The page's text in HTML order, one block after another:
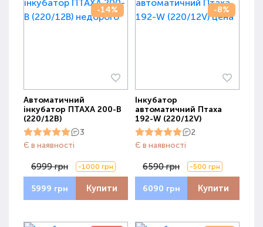
-14%
Автоматичний
інкубатор ПТАХА 200-В
(220/12В)
3
Є в наявності
6999 грн -1000 грн
5999 грн Купити
-8%
Інкубатор
автоматичний Птаха
192-W (220/12V)
2
Є в наявності
6590 грн -500 грн
6090 грн Купити